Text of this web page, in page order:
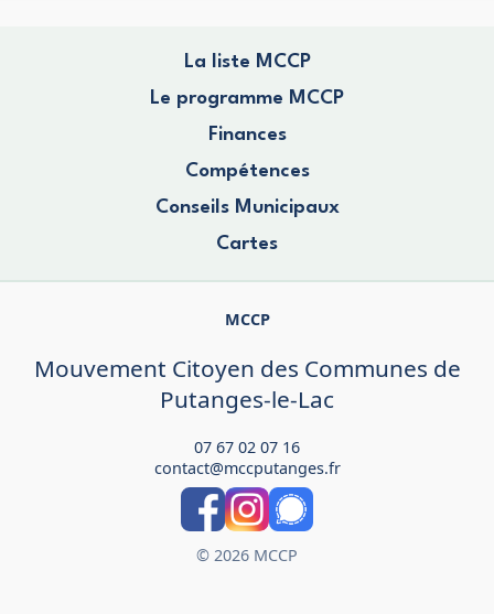
La liste MCCP
Le programme MCCP
Finances
Compétences
Conseils Municipaux
Cartes
MCCP
Mouvement Citoyen des Communes de
Putanges-le-Lac
07 67 02 07 16
contact@mccputanges.fr
© 2026 MCCP